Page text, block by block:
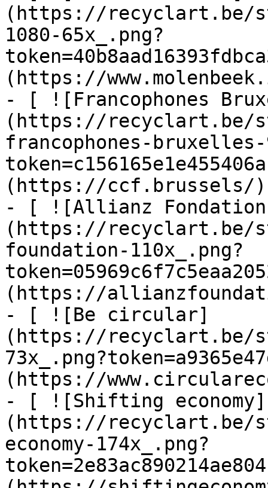
(https://recyclart.be/
1080-65x_.png?
(https://
- [ ![Francophones
(https://recyclart.be/
francophones-bruxelles-
(https://ccf.brussels/)
- [ ![Allianz
(https://recyclart.be/
foundation-110x_.png?
(https://
- [ ![Be circular]
(https://recyclart.be/
(https://
- [ ![Shifting economy]
(https://recyclart.be/
economy-174x_.png?